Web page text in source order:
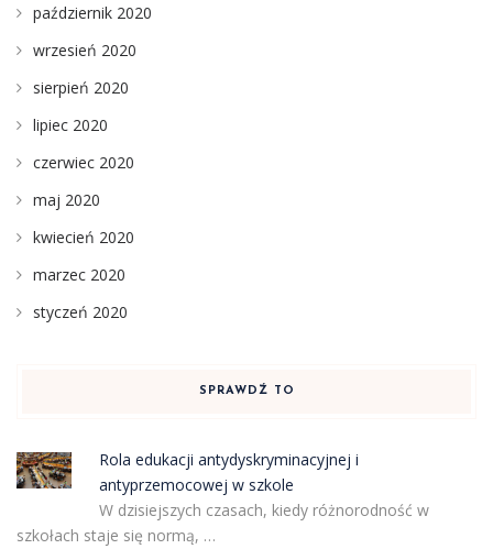
październik 2020
wrzesień 2020
sierpień 2020
lipiec 2020
czerwiec 2020
maj 2020
kwiecień 2020
marzec 2020
styczeń 2020
SPRAWDŹ TO
Rola edukacji antydyskryminacyjnej i
antyprzemocowej w szkole
W dzisiejszych czasach, kiedy różnorodność w
szkołach staje się normą, …